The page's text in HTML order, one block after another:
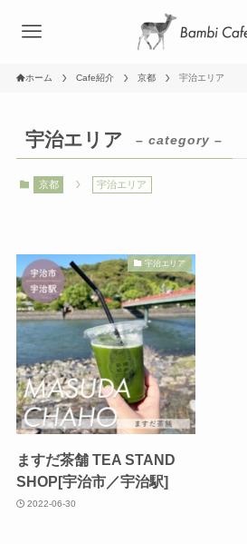
ホーム Cafe紹介 京都 宇治エリア
宇治エリア – category –
京都 宇治エリア
宇治エリア
ますだ茶舗 TEA STAND
SHOP[宇治市／宇治駅]
2022-06-30